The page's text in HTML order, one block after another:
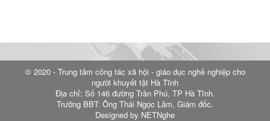
© 2020 - Trung tâm công tác xã hội - giáo dục nghề nghiệp cho
người khuyết tật Hà Tĩnh
Địa chỉ: Số 146 đường Trần Phú, TP Hà Tĩnh.
Trưởng BBT: Ông Thái Ngọc Lâm, Giám đốc.
Designed by NETNghe